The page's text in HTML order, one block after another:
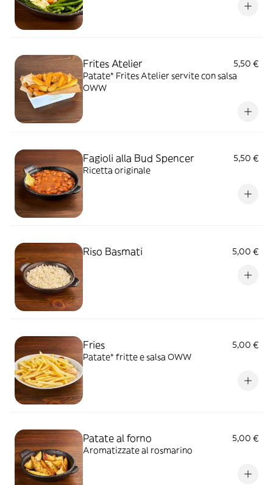
Frites Atelier
5,50 €
Patate* Frites Atelier servite con salsa
OWW
Fagioli alla Bud Spencer
5,50 €
Ricetta originale
Riso Basmati 5,00 €
Fries
5,00 €
Patate* fritte e salsa OWW
Patate al forno
5,00 €
Aromatizzate al rosmarino